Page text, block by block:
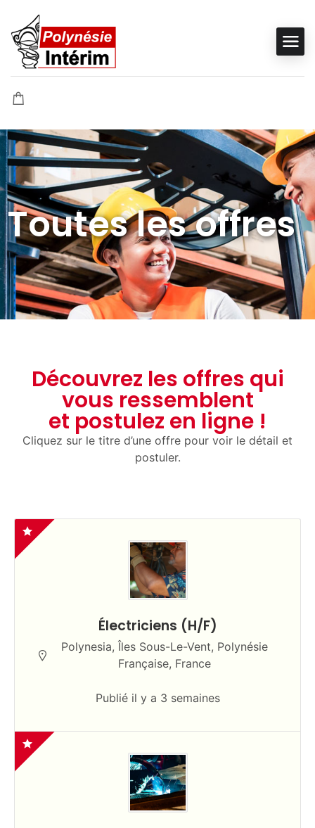
Toutes les offres
Découvrez les offres qui
vous ressemblent
et postulez en ligne !
Cliquez sur le titre d’une offre pour voir le détail et
postuler.
Électriciens (H/F)
Polynesia, Îles Sous-Le-Vent, Polynésie
Française, France
Publié il y a 3 semaines